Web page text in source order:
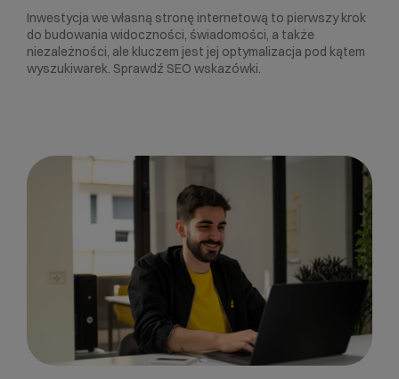
Inwestycja we własną stronę internetową to pierwszy krok
do budowania widoczności, świadomości, a także
niezależności, ale kluczem jest jej optymalizacja pod kątem
wyszukiwarek. Sprawdź SEO wskazówki.